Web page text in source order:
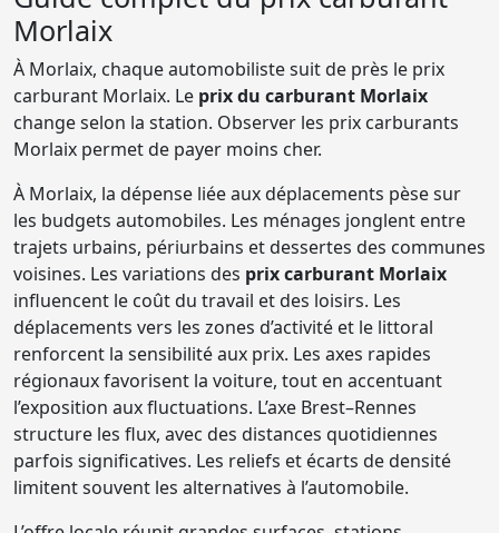
Morlaix
À Morlaix, chaque automobiliste suit de près le prix
carburant Morlaix. Le prix du carburant Morlaix
change selon la station. Observer les prix carburants
Morlaix permet de payer moins cher.
À Morlaix, la dépense liée aux déplacements pèse sur
les budgets automobiles. Les ménages jonglent entre
trajets urbains, périurbains et dessertes des communes
voisines. Les variations des prix carburant Morlaix
influencent le coût du travail et des loisirs. Les
déplacements vers les zones d’activité et le littoral
renforcent la sensibilité aux prix. Les axes rapides
régionaux favorisent la voiture, tout en accentuant
l’exposition aux fluctuations. L’axe Brest–Rennes
structure les flux, avec des distances quotidiennes
parfois significatives. Les reliefs et écarts de densité
limitent souvent les alternatives à l’automobile.